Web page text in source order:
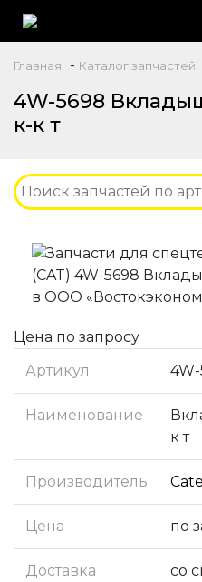
Главная - Каталог запчастей
4W-5698
к-к т
Цена по запросу
Артикул
Наименование
к т
Производитель
Цена по
Доставка
со